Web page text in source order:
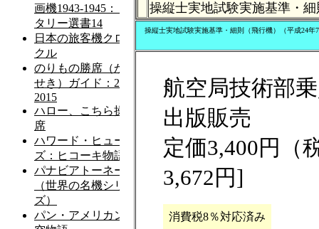
操縦士実地試験実施基準・
操縦士実地試験実施基準・細則（飛行機）（平成24年
航空局技術部
出版販売
定価3,400円（
3,672円]
消費税8％対応済み